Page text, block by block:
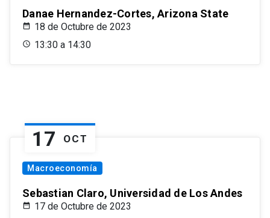
Danae Hernandez-Cortes, Arizona State
18 de Octubre de 2023
13:30 a 14:30
17 OCT
Macroeconomía
Sebastian Claro, Universidad de Los Andes
17 de Octubre de 2023